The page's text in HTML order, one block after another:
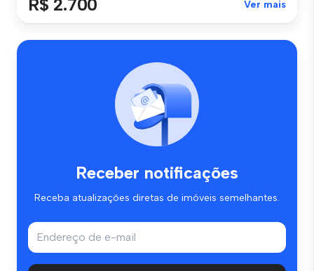
R$ 2.700 Ver mais
Receber notificações
Receba atualizações diretas de imóveis semelhantes.